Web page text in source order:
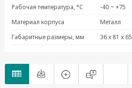
Рабочая температура, °C
-40 ~ +75
Материал корпуса
Металл
Габаритные размеры, мм
36 x 81 x 65